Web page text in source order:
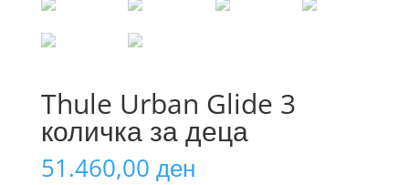
Thule Urban Glide 3
количка за деца
51.460,00 ден